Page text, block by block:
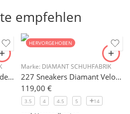
empfehlen
212 Sneakers Diamant Leder weiss, drehfreudige Kunststoffsohle
HERVORGEHOBEN
Marke: DIAMANT SCHUHFABRIK
227 Sneakers Diamant Veloursleder hellgrau, drehfreudige Kunststoffsohle
119,00 €
3.5 4 4.5 5 14